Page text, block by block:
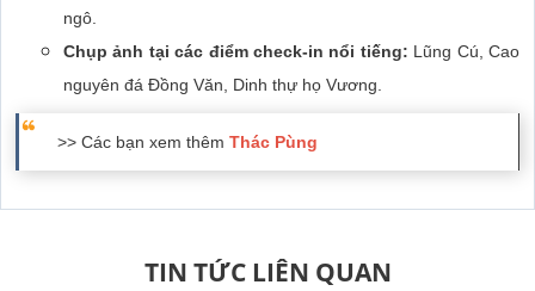
ngô.
Chụp ảnh tại các điểm check-in nổi tiếng: Lũng Cú, Cao
nguyên đá Đồng Văn, Dinh thự họ Vương.
>> Các bạn xem thêm Thác Pùng
TIN TỨC LIÊN QUAN